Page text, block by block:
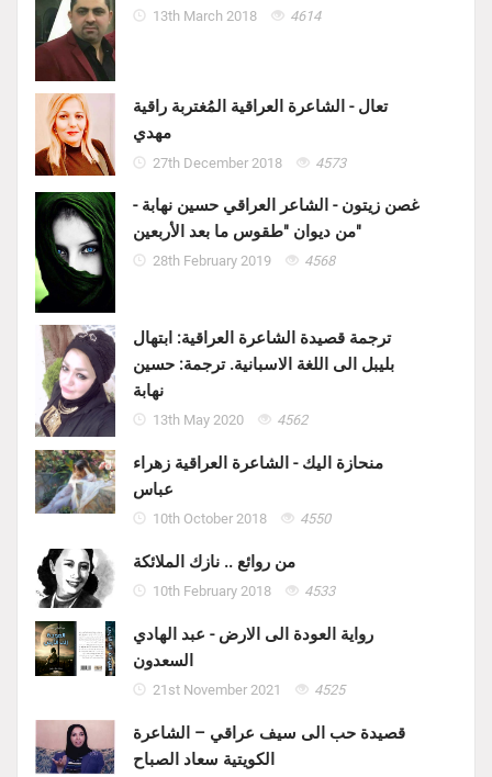
13th March 2018 4614
تعال - الشاعرة العراقية المُغتربة راقية
مهدي
27th December 2018 4573
غصن زيتون - الشاعر العراقي حسين نهابة -
من ديوان "طقوس ما بعد الأربعين"
28th February 2019 4568
ترجمة قصيدة الشاعرة العراقية: ابتهال
بليبل الى اللغة الاسبانية. ترجمة: حسين
نهابة
13th May 2020 4562
منحازة اليك - الشاعرة العراقية زهراء
عباس
10th October 2018 4550
من روائع .. نازك الملائكة
10th February 2018 4533
رواية العودة الى الارض - عبد الهادي
السعدون
21st November 2021 4525
قصيدة حب الى سيف عراقي – الشاعرة
الكويتية سعاد الصباح